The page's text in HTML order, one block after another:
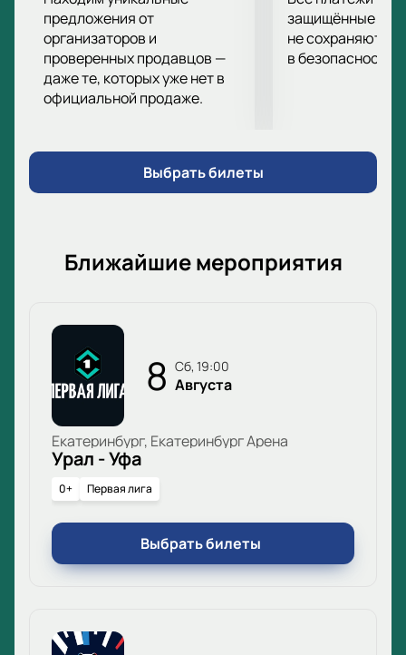
исторического события, мы предлагаемкупить
билетына нашем сайте. Это удобный и быстрый
способ обеспечить себе место на трибунах и
насладиться атмосферой праздника.
предложения от
организаторов и
проверенных продавцов —
даже те, которых уже нет в
официальной продаже.
защищённые
не сохраняются
в безопасности.
Выбрать билеты
Ближайшие мероприятия
8 сб, 19:00
Августа
Екатеринбург, Екатеринбург Арена
Урал - Уфа
0+ Первая лига
Выбрать билеты